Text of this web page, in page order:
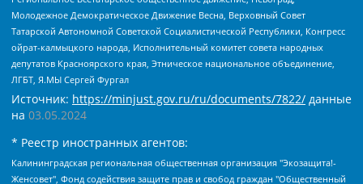
Молодежное Демократическое Движение Весна, Верховный Совет
Татарской Автономной Советской Социалистической Республики, Конгресс
ойрат-калмыцкого народа, Исполнительный комитет совета народных
депутатов Красноярского края, Этническое национальное объединение,
ЛГБТ, Я.МЫ Сергей Фургал
Источник: https://minjust.gov.ru/ru/documents/7822/ данные
на 03.05.2024
* Реестр иностранных агентов:
Калининградская региональная общественная организация "Экозащита!-Женсовет", Фонд содействия защите прав и свобод граждан "Общественный вердикт", Фонд "Институт Развития Свободы Информации", Частное учреждение "Информационное агентство МЕМО. РУ", Региональная общественная организация "Общественная комиссия по сохранению наследия академика Сахарова", Фонд поддержки свободы прессы, Санкт-Петербургская общественная правозащитная организация "Гражданский контроль", Межрегиональная общественная организация "Информационно-просветительский центр "Мемориал", Региональный Фонд "Центр Защиты Прав Средств Массовой Информации", с 05.12.2023 Фонд "Центр Защиты Прав Средств массовой информации", Региональная общественная благотворительная организация помощи беженцам и мигрантам "Гражданское содействие", Негосударственное образовательное учреждение дополнительного профессионального образования (повышение квалификации) специалистов "АКАДЕМИЯ ПО ПРАВАМ ЧЕЛОВЕКА", Свердловская региональная общественная организация "Сутяжник", Автономная некоммерческая организация "Центр независимых социологических исследований", Союз общественных объединений "Российский исследовательский центр по правам человека", Региональное общественное учреждение научно-информационный центр "МЕМОРИАЛ", Некоммерческая организация "Фонд защиты гласности", Автономная некоммерческая организация "Институт прав человека", Городская общественная организация "Екатеринбургское общество "МЕМОРИАЛ", Городская общественная организация "Рязанское историко-просветительское и правозащитное общество "Мемориал" (Рязанский Мемориал), Челябинский региональный орган общественной самодеятельности – женское общественное объединение "Женщины Евразии", Челябинский региональный орган общественной самодеятельности "Уральская правозащитная группа", Фонд содействия защите здоровья и социальной справедливости имени Андрея Рылькова, Автономная Некоммерческая Организация "Аналитический Центр Юрия Левады", Автономная некоммерческая организация социальной поддержки населения "Проект Апрель", Региональная общественная организация помощи женщинам и детям, находящимся в кризисной ситуации "Информационно-методический центр "Анна", Фонд содействия развитию массовых коммуникаций и правовому просвещению "Так-так-Так", Фонд содействия устойчивому развитию "Серебряная тайга", Свердловский региональный общественный фонд социальных проектов "Новое время", "Idel.Реалии", Кавказ.Реалии, Крым.Реалии, Телеканал Настоящее Время, Татаро-башкирская служба Радио Свобода (Azatliq Radiosi), Радио Свободная Европа/Радио Свобода (PCE/PC), "Сибирь.Реалии", "Фактограф", Благотворительный фонд помощи осужденным и их семьям, Автономная некоммерческая организация "Институт глобализации и социальных движений", Фонд "В защиту прав заключенных", Частное учреждение "Центр поддержки и содействия развитию средств массовой информации", Пензенский региональный общественный благотворительный фонд "Гражданский союз", "Север.Реалии", Некоммерческая организация Фонд "Правовая инициатива", Общество с ограниченной ответственностью "Радио Свободная Европа/Радио Свобода", Чешское информационное агентство "MEDIUM-ORIENT", Красноярская региональная общественная организация "Мы против СПИДа", Камалягин Денис Николаевич, Маркелов Сергей Евгеньевич, Пономарев Лев Александрович, Савицкая Людмила Алексеевна, Автономная некоммерческая организация "Центр по работе с проблемой насилия "НАСИЛИЮ.НЕТ", Межрегиональный профессиональный союз работников здравоохранения "Альянс врачей", Юридическое лицо, зарегистрированное в Латвийской Республике, SIA "Medusa Project" (регистрационный номер 40103797863, дата регистрации 10.06.2014), Некоммерческая организация "Фонд по борьбе с коррупцией", Автономная некоммерческая организация "Институт права и публичной политики", Баданин Роман Сергеевич, Гликин Максим Александрович, Железнова Мария Михайловна, Лукьянова Юлия Сергеевна, Маетная Елизавета Витальевна, Маняхин Петр Борисович, Чуракова Ольга Владимировна, Ярош Юлия Петровна, Юридическое лицо "The Insider SIA", зарегистрированное в Риге, Латвийская Республика (дата регистрации 26.06.2015), являющееся администратором доменного имени интернет-издания "The Insider SIA", https://theins.ru, Постернак Алексей Евгеньевич, Рубин Михаил Аркадьевич, Анин Роман Александрович, Юридическое лицо Istories fonds, зарегистрированное в Латвийской Республике (регистрационный номер 50008295751, дата регистрации 24.02.2020), Великовский Дмитрий Александрович, Долинина Ирина Николаевна, Мароховская Алеся Алексеевна, Шлейнов Роман Юрьевич, Шмагун Олеся Валентиновна, Общество с ограниченной ответственностью "Альтаир 2021", Общество с ограниченной ответственностью "Вега 2021", Общество с ограниченной ответственностью "Главный редактор 2021", Общество с ограниченной ответственностью "Ромашки монолит", Важенков Артем Валерьевич, Ивановская областная общественная организация "Центр гендерных исследований", Гурман Юрий Альбертович, Медиапроект "ОВД-Инфо", Егоров Владимир Владимирович, Жилинский Владимир Александрович, Общество с ограниченной ответственностью "ЗП", Иванова София Юрьевна, Карезина Инна Павловна, Кильтау Екатерина Викторовна, Петров Алексей Викторович, Пискунов Сергей Евгеньевич, Смирнов Сергей Сергеевич, Тихонов Михаил Сергеевич, Общество с ограниченной ответственностью "ЖУРНАЛИСТ-ИНОСТРАННЫЙ АГЕНТ", Арапова Галина Юрьевна, Вольтская Татьяна Анатольевна, Американская компания "Mason G.E.S. Anonymous Foundation" (США), являющаяся владельцем интернет-издания https://mnews.world/, Компания "Stichting Bellingcat", зарегистрированная в Нидерландах (дата регистрации 11.07.2018), Захаров Андрей Вячеславович, Клепиковская Екатерина Дмитриевна, Общество с ограниченной ответственностью "МЕМО", Перл Роман Александрович, Симонов Евгений Алексеевич, Соловьева Елена Анатольевна, Сотников Даниил Владимирович, Сурначева Елизавета Дмитриевна, Автономная некоммерческая организация по защите прав человека и информированию населения "Якутия – Наше Мнение", Общество с ограниченной ответственностью "Москоу диджитал медиа", с 26.01.2023 Общество с ограниченной ответственностью "Чайка Белые сады", Ветошкина Валерия Валерьевна, Заговора Максим Александрович, Межрегиональное общественное движение "Российская ЛГБТ - сеть", Оленичев Максим Владимирович, Павлов Иван Юрьевич, Скворцова Елена Сергеевна, Общество с ограниченной ответственностью "Как бы инагент", Кочетков Игорь Викторович, Общество с ограниченной ответственностью "Честные выборы", Еланчик Олег Александрович, Общество с ограниченной ответственностью "Нобелевский призыв", Гималова Регина Эмилевна, Григорьев Андрей Валерьевич, Григорьева Алина Александровна, Ассоциация по содействию защите прав призывников, альтернативнослужащих и военнослужащих "Правозащитная группа "Гражданин.Армия.Право", Хисамова Регина Фаритовна, Автономная некоммерческая организация по реализации социально-правовых программ "Лилит", Дальневосточное общественное движение "Маяк", Санкт-Петербургская ЛГБТ-инициативная группа "Выход", Инициативная группа ЛГБТ+ "Реверс", Алексеев Андрей Викторович, Бекбулатова Таисия Львовна, Беляев Иван Михайлович, Владыкина Елена Сергеевна, Гельман Марат Александрович, Никульшина Вероника Юрьевна, Толоконникова Надежда Андреевна, Шендерович Виктор Анатольевич, Общество с ограниченной ответственностью "Данное сообщение", Общество с ограниченной ответственностью Издательский дом "Новая глава", Айнбиндер Александра Александровна, Московский комьюнити-центр для ЛГБТ+инициатив, Благотворительный фонд развития филантропии, Deutsche Welle (Германия, Kurt-Schumacher-Strasse 3, 53113 Bonn), Борзунова Мария Михайловна, Воробьев Виктор Викторович, Голубева Анна Львовна, Константинова Алла Михайловна, Малкова Ирина Владимировна, Мурадов Мурад Абдулгалимович, Осетинская Елизавета Николаевна, Понасенков Евгений Николаевич, Ганапольский Матвей Юрьевич, Киселев Евгений Алексеевич, Борухович Ирина Григорьевна, Дремин Иван Тимофеевич, Дубровский Дмитрий Викторович, Красноярская региональная общественная организация поддержки и развития альтернативных образовательных технологий и межкультурных коммуникаций "ИНТЕРРА", Маяковская Екатерина Алексеевна, Фейгин Марк Захарович, Филимонов Андрей Викторович, Дзугкоева Регина Николаевна, Доброхотов Роман Александрович, Дудь Юрий Александрович, Елкин Сергей Владимирович, Кругликов Кирилл Игоревич, Сабунаева Мария Леонидовна, Семенов Алексей Владимирович, Шаинян Карен Багратович, Шульман Екатерина Михайловна, Асафьев Артур Валерьевич, Вахштайн Виктор Семенович, Венедиктов Алексей Алексеевич, Лушникова Екатерина Евгеньевна, Волков Леонид Михайлович, Невзоров Александр Глебович, Пархоменко Сергей Борисович, Сироткин Ярослав Николаевич, Кара-Мурза Владимир Владимирович, Баранова Наталья Владимировна, Гозман Леонид Яковлевич, Кагарлицкий Борис Юльевич, Климарев Михаил Валерьевич, Милов Владимир Станиславович, Автономная некоммерческая организация Краснодарский центр современного искусства "Типография", Моргенштерн Алишер Тагирович, Соболь Любовь Эдуардовна, Общество с ограниченной ответственностью "ЛИЗА НОРМ", Каспаров Гарри Кимович, Ходорковский Михаил Борисович, Общество с ограниченной ответственностью "Апрельские тезисы", Данилович Ирина Брониславовна, Кашин Олег Владимирович, Петров Николай Владимирович, Пивоваров Алексей Владимирович, Соколов Михаил Владимирович, Цветкова Юлия Владимировна, Чичваркин Евгений Александрович, Комитет против пыток/Команда против пыток, Общество с ограниченной ответственностью "Первый научный", Общество с ограниченной ответственностью "Вертолет и ко", Белоцерковская Вероника Борисовна, Кац Максим Евгеньевич, Лазарева Татьяна Юрьевна, Шаведдинов Руслан Табризович, Яшин Илья Валерьевич, Общество с ограниченной ответственностью "Иноагент ААВ", Алешковский Дмитрий Петрович, Альбац Евгения Марковна, Быков Дмитрий Львович, Галямина Юлия Евгеньевна, Лойко Сергей Леонидович, Мартынов Кирилл Константинович, Медведев Сергей Александрович, Крашенинников Федор Геннадиевич, Гордеева Катерина Вл